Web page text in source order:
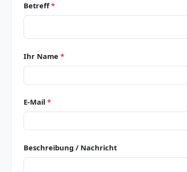
Betreff*
Ihr Name *
E-Mail *
Beschreibung / Nachricht